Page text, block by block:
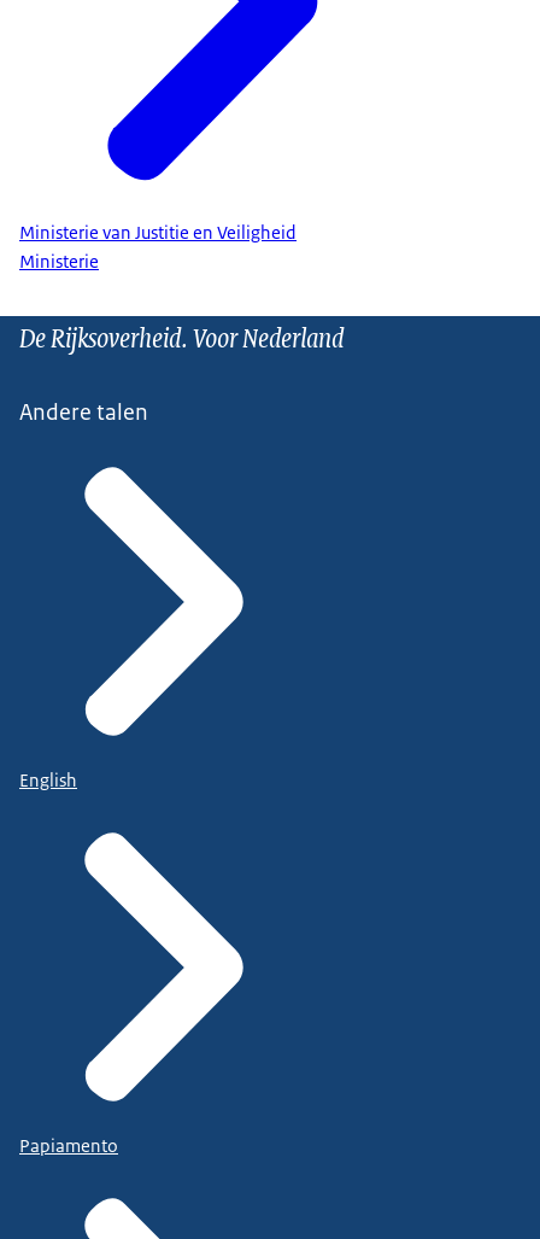
Ministerie van Justitie en Veiligheid
Ministerie
De Rijksoverheid. Voor Nederland
Andere talen
English
Papiamento